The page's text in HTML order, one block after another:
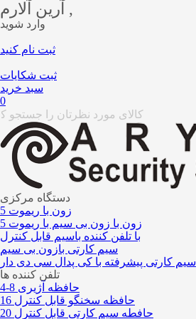
آرین آلارم ,
وارد شوید
ثبت نام کنید
ثبت شکایات
سبد خرید
0
دستگاه مرکزی
5 زون با ریموت
5 زون با زون بی سیم با ریموت
با تلفن کننده باسیم قابل کنترل
سیم کارتی بازون بی سیم
سیم کارتی پیشرفته با کی پدال سی دی دار
تلفن کننده ها
4-8 حافظه آژیری
16 حافظه سخنگو قابل کنترل
20 حافطه سیم کارتی قابل کنترل